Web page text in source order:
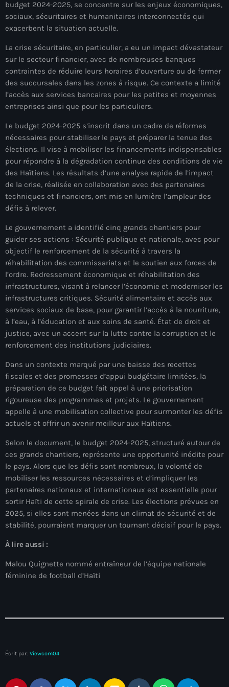
mai 2026
avril 2026
mars 2026
février 2026
janvier 2026
décembre 2025
novembre 2025
octobre 2025
septembre 2025
août 2025
juillet 2025
juin 2025
mai 2025
avril 2025
mars 2025
février 2025
janvier 2025
décembre 2024
novembre 2024
octobre 2024
septembre 2024
août 2024
juin 2024
mai 2024
Catégories
: Internet Haiti
‘Pwogram Biden
#freecarel
#NouBoukeTann
budget 2024-2025, se concentre sur les enjeux économiques,
sociaux, sécuritaires et humanitaires interconnectés qui
exacerbent la situation actuelle.
La crise sécuritaire, en particulier, a eu un impact dévastateur
sur le secteur financier, avec de nombreuses banques
contraintes de réduire leurs horaires d’ouverture ou de fermer
des succursales dans les zones à risque. Ce contexte a limité
l’accès aux services bancaires pour les petites et moyennes
entreprises ainsi que pour les particuliers.
Le budget 2024-2025 s’inscrit dans un cadre de réformes
nécessaires pour stabiliser le pays et préparer la tenue des
élections. Il vise à mobiliser les financements indispensables
pour répondre à la dégradation continue des conditions de vie
des Haïtiens. Les résultats d’une analyse rapide de l’impact
de la crise, réalisée en collaboration avec des partenaires
techniques et financiers, ont mis en lumière l’ampleur des
défis à relever.
Le gouvernement a identifié cinq grands chantiers pour
guider ses actions : Sécurité publique et nationale, avec pour
objectif le renforcement de la sécurité à travers la
réhabilitation des commissariats et le soutien aux forces de
l’ordre. Redressement économique et réhabilitation des
infrastructures, visant à relancer l’économie et moderniser les
infrastructures critiques. Sécurité alimentaire et accès aux
services sociaux de base, pour garantir l’accès à la nourriture,
à l’eau, à l’éducation et aux soins de santé. État de droit et
justice, avec un accent sur la lutte contre la corruption et le
renforcement des institutions judiciaires.
Dans un contexte marqué par une baisse des recettes
fiscales et des promesses d’appui budgétaire limitées, la
préparation de ce budget fait appel à une priorisation
rigoureuse des programmes et projets. Le gouvernement
appelle à une mobilisation collective pour surmonter les défis
actuels et offrir un avenir meilleur aux Haïtiens.
Selon le document, le budget 2024-2025, structuré autour de
ces grands chantiers, représente une opportunité inédite pour
le pays. Alors que les défis sont nombreux, la volonté de
mobiliser les ressources nécessaires et d’impliquer les
partenaires nationaux et internationaux est essentielle pour
sortir Haïti de cette spirale de crise. Les élections prévues en
2025, si elles sont menées dans un climat de sécurité et de
stabilité, pourraient marquer un tournant décisif pour le pays.
À lire aussi :
Malou Quignette nommé entraîneur de l’équipe nationale
féminine de football d’Haïti
Écrit par: Viewcom04